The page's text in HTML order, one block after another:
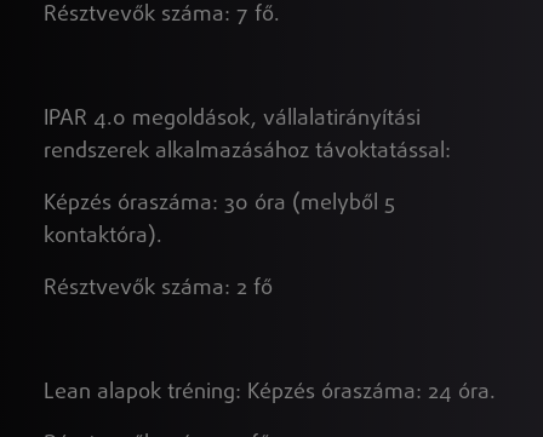
Résztvevők száma: 7 fő.
IPAR 4.0 megoldások, vállalatirányítási
rendszerek alkalmazásához távoktatással:
Képzés óraszáma: 30 óra (melyből 5
kontaktóra).
Résztvevők száma: 2 fő
Lean alapok tréning: Képzés óraszáma: 24 óra.